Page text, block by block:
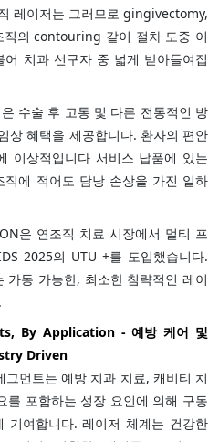
레이저는 그러므로 gingivectomy,
의 contouring 같이 절차 도중 이
치과 선구자 중 넓게 받아들여집
수술 후 고통 및 다른 전통적인 방
상 혜택을 제공합니다. 환자의 편안
이상적입니다 서비스 납품에 있는
에 적어도 담낭 손상을 가진 일하
은 연조직 치료 시장에서 멀티 프
2025의 UTU +를 도입했습니다.
가동 가능한, 최소한 침략적인 레이
By Application - 예방 케어 및
Driven
먼트는 예방 치과 치료, 캐비티 치
를 포함하는 성장 요인에 의해 구동
여합니다. 레이저 체계는 건강한